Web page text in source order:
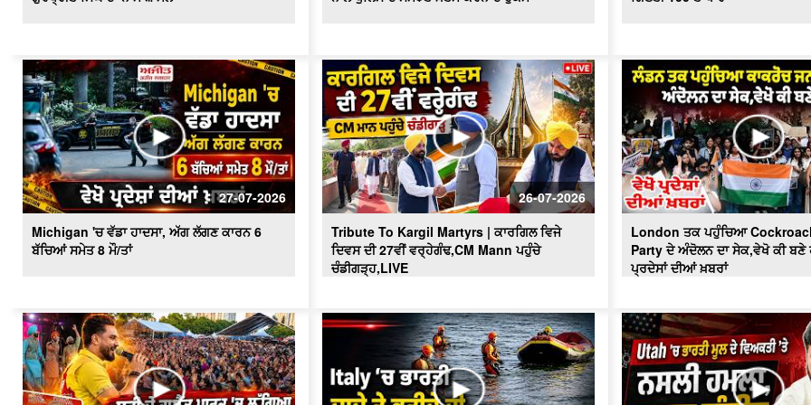
27-07-2026
Michigan 'ਚ ਵੱਡਾ ਹਾਦਸਾ, ਅੱਗ ਲੱਗਣ ਕਾਰਨ 6
ਬੱਚਿਆਂ ਸਮੇਤ 8 ਮੌ/ਤਾਂ
26-07-2026
Tribute To Kargil Martyrs | ਕਾਰਗਿਲ ਵਿਜੇ
ਦਿਵਸ ਦੀ 27ਵੀਂ ਵਰ੍ਹੇਗੰਢ,CM Mann ਪਹੁੰਚੇ
ਚੰਡੀਗੜ੍ਹ,LIVE
London ਤਕ ਪਹੁੰਚਿਆ
Party ਦੇ ਅੰਦੋਲਨ ਦਾ ਸੇਕ,ਵੇਖੋ ਕੀ ਬਣੇ
ਪ੍ਰਦੇਸਾਂ ਦੀਆਂ ਖ਼ਬਰਾਂ